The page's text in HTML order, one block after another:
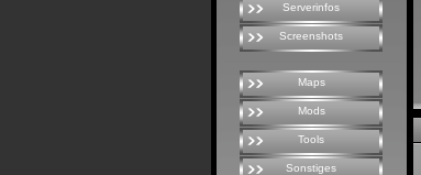
Serverinfos
Screenshots
Maps
Mods
Tools
Sonstiges